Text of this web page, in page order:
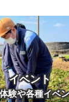
イベント
験や各種イベ